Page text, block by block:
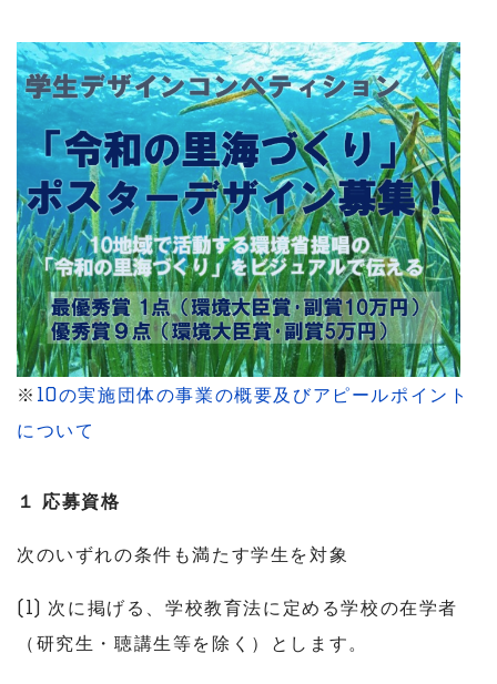
※ 10の実施団体の事業の概要及びアピールポイント
について
１ 応募資格
次のいずれの条件も満たす学生を対象
(1) 次に掲げる、学校教育法に定める学校の在学者
（研究生・聴講生等を除く）とします。